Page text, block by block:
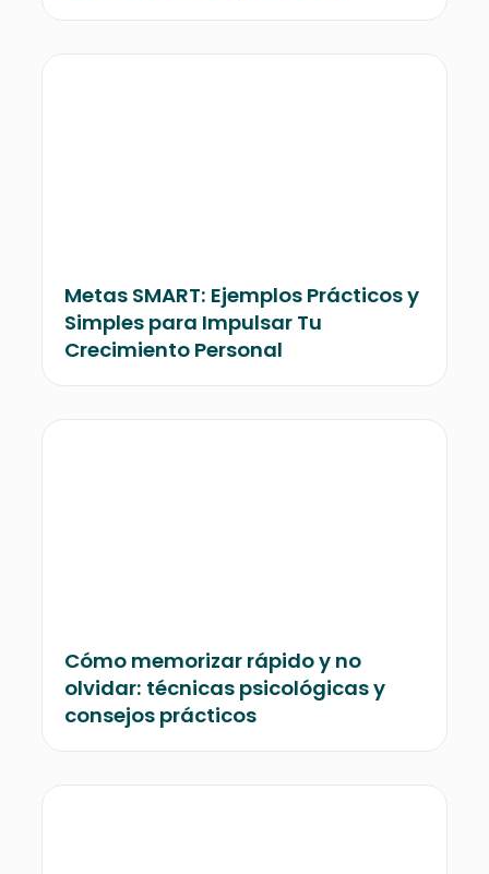
Metas SMART: Ejemplos Prácticos y
Simples para Impulsar Tu
Crecimiento Personal
Cómo memorizar rápido y no
olvidar: técnicas psicológicas y
consejos prácticos